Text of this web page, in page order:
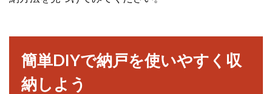
簡単DIYで納戸を使いやすく収
納しよう